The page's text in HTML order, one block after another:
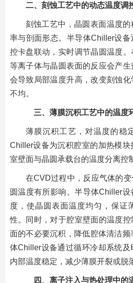
二、刻蚀工艺中的动态温度调
刻蚀工艺中，晶圆表面温度
率与剖面形态。半导体Chiller设
控卡盘联动，实时调节晶圆温度。
等离子体与晶圆表面的反应会产生
会导致局部温度升高，改变刻蚀
不均。
三、薄膜沉积工艺中的温度
薄膜沉积工艺，对温度的稳
Chiller设备为沉积腔室的加热模
室壁面与晶圆承载台的温度分离控
在CVD过程中，反应气体的
圆温度有所影响。半导体Chiller
度，使晶圆表面温度均匀，保证
性。同时，对于腔室壁面的温度
面的不必要沉积，降低腔体清洁
体Chiller设备通过循环冷却系统
内部温度稳定，减少薄膜开裂或脱
四、离子注入与热处理中的